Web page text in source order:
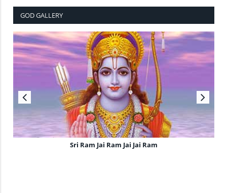
GOD GALLERY
Sri Ram Jai Ram Jai Jai Ram